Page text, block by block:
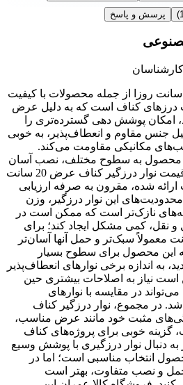
پرسش و پاسخ
نوار درزگیر کناف عرض 20 سانت روزا از جمله محصولات با کیفیت
کناف است که به دلیل عرض
خود، امکان پوشش دهی گسترده‌تری را
جنس مقاوم و انعطاف‌پذیر، به خوبی
مکانیکی مقاومت می‌کند.
محصول به سطوح مختلف، نصب آسان
و سریع را ممکن می‌سازد. قیمت نوار درزگیر کناف عرض 20 سانت
ارائه شده، مقرون به صرفه ارزیابی
این نوار درزگیر، وزن
نازک‌تر است که ممکن است در
نقل، کمی مشکل ایجاد کند؛ برای
نوارهای عرض ۱۰ سانت معمولاً سبک‌تر و حمل آنها آسان‌تر
این محصول برای سطوح بسیار
به اندازه برخی نوارهای انعطاف‌پذیر
نیاز به اصلاحات بیشتری حین
در مقایسه با نوارهای
در مجموع، نوار درزگیر کناف
ویژگی‌های مثبت خود مانند عرض مناسب،
گزینه خوبی برای پروژه‌های کناف
دنبال نوار درزگیری با پوشش وسیع
انتخاب مناسبی است؛ اما در
و نصب متفاوت، بهتر است